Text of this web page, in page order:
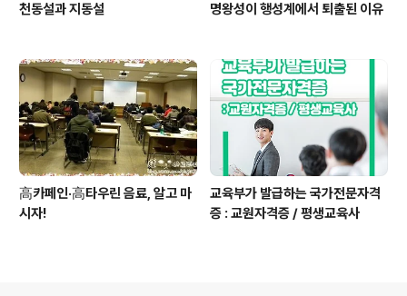
천동설과 지동설 명왕성이 행성계에서 퇴출된 이유
高카페인·高타우린 음료, 알고 마
시자!
교육부가 발급하는 국가전문자격
증 : 교원자격증 / 평생교육사